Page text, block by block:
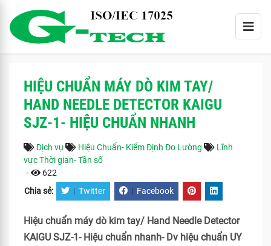
HIỆU CHUẨN MÁY DÒ KIM TAY/
HAND NEEDLE DETECTOR KAIGU
SJZ-1- HIỆU CHUẨN NHANH
Dịch vụ Hiệu Chuẩn- Kiểm Định Đo Lường
Lĩnh
vực Thời gian- Tần số
-
622
Chia sẻ: | Twitter | Facebook
Hiệu chuẩn máy dò kim tay/ Hand Needle Detector
KAIGU SJZ-1- Hiệu chuẩn nhanh- Dv hiệu chuẩn UY